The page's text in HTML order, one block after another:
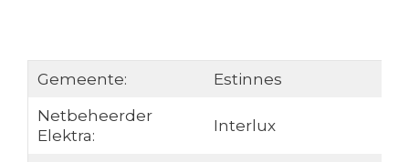
Gemeente:
Estinnes
Netbeheerder
Elektra:
Interlux